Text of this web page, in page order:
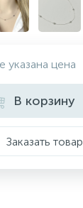
указана цена
В корзину
Заказать товар